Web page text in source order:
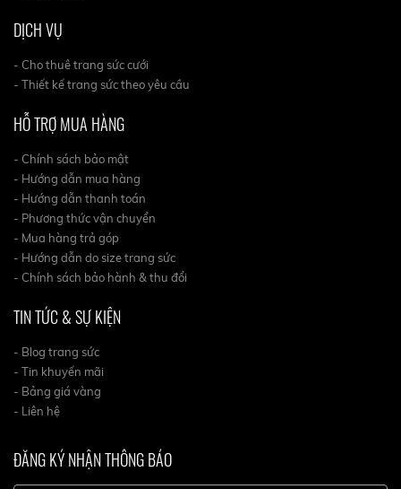
DỊCH VỤ
- Cho thuê trang sức cưới
- Thiết kế trang sức theo yêu cầu
HỖ TRỢ MUA HÀNG
- Chính sách bảo mật
- Hướng dẫn mua hàng
- Hướng dẫn thanh toán
- Phương thức vận chuyển
- Mua hàng trả góp
- Hướng dẫn do size trang sức
- Chính sách bảo hành & thu đổi
TIN TỨC & SỰ KIỆN
- Blog trang sức
- Tin khuyến mãi
- Bảng giá vàng
- Liên hệ
ĐĂNG KÝ NHẬN THÔNG BÁO